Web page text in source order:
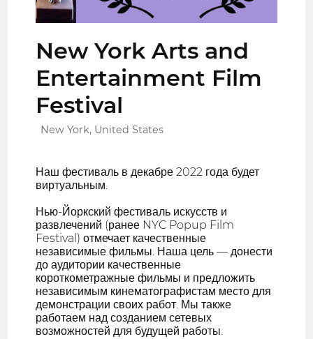
New York Arts and
Entertainment Film
Festival
New York, United States
Наш фестиваль в декабре 2022 года будет
виртуальным.
Нью-Йоркский фестиваль искусств и
развлечений (ранее NYC Popup Film
Festival) отмечает качественные
независимые фильмы. Наша цель — донести
до аудитории качественные
короткометражные фильмы и предложить
независимым кинематографистам место для
демонстрации своих работ. Мы также
работаем над созданием сетевых
возможностей для будущей работы.